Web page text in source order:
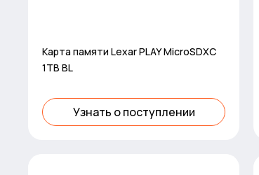
Карта памяти Lexar PLAY MicroSDXC
1TB BL
Узнать о поступлении